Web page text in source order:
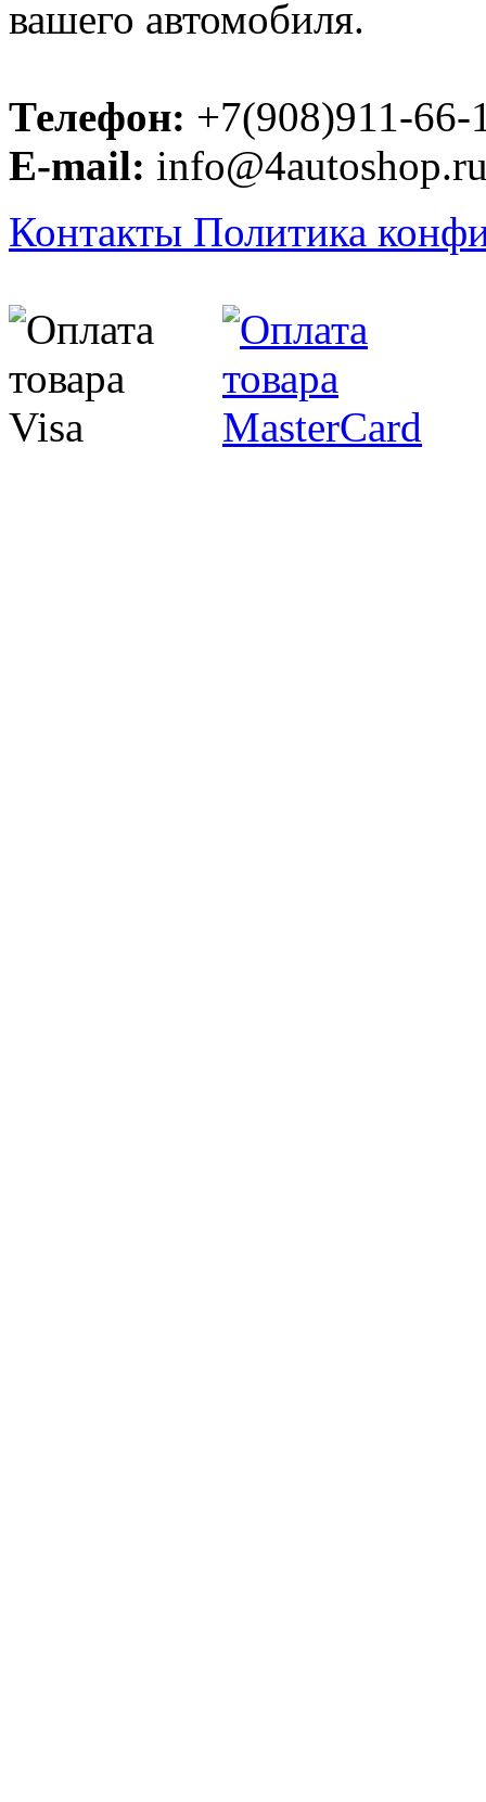
вашего автомобиля.
Телефон: +7(908)911-66-
E-mail:
Контакты Политика